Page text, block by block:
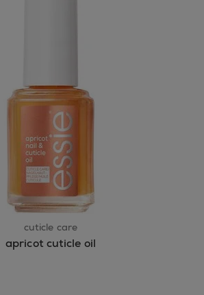
cuticle care
apricot cuticle oil